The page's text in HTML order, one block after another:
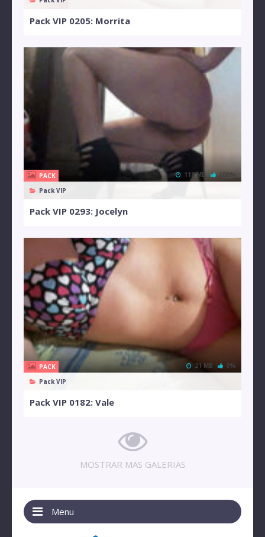
Pack VIP 0205: Morrita
PACK
Pack VIP
118 MB 100%
Pack VIP 0293: Jocelyn
PACK
Pack VIP
21 MB 0%
Pack VIP 0182: Vale
MOSTRAR MAS GALERIAS
Menu